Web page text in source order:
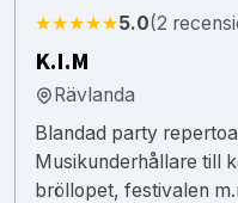
★★★★★5.0(2
K.I.M
Rävlanda
Blandad party
Musikunderhållare till
bröllopet, festivalen